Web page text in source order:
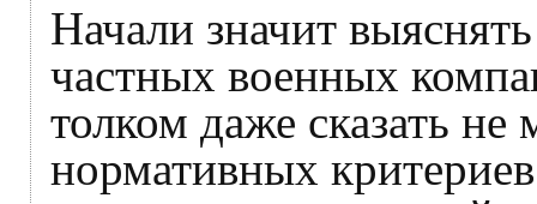
Начали значит
частных военных
толком даже сказать
нормативных